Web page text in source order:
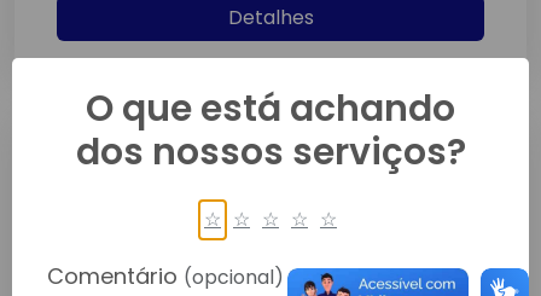
Detalhes
EDITAL DE DISPENSA DE
O que está achando
dos nossos serviços?
☆ ☆ ☆ ☆ ☆
Comentário (opcional)